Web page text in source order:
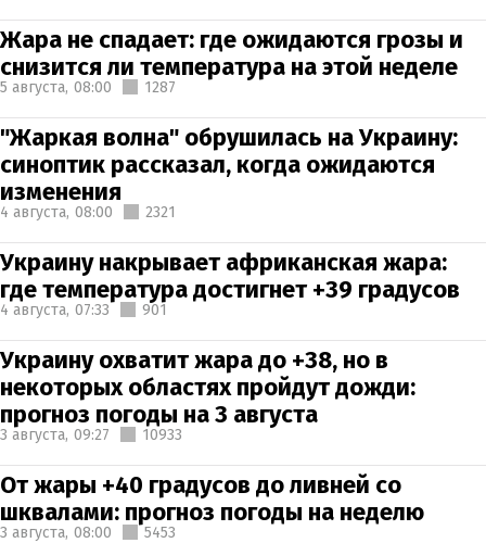
Жара не спадает: где ожидаются грозы и
снизится ли температура на этой неделе
5 августа, 08:00 1287
"Жаркая волна" обрушилась на Украину:
синоптик рассказал, когда ожидаются
изменения
4 августа, 08:00 2321
Украину накрывает африканская жара:
где температура достигнет +39 градусов
4 августа, 07:33 901
Украину охватит жара до +38, но в
некоторых областях пройдут дожди:
прогноз погоды на 3 августа
3 августа, 09:27 10933
От жары +40 градусов до ливней со
шквалами: прогноз погоды на неделю
3 августа, 08:00 5453